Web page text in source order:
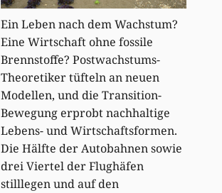
Ein Leben nach dem Wachstum?
Eine Wirtschaft ohne fossile
Brennstoffe? Postwachstums-
Theoretiker tüfteln an neuen
Modellen, und die Transition-
Bewegung erprobt nachhaltige
Lebens- und Wirtschaftsformen.
Die Hälfte der Autobahnen sowie
drei Viertel der Flughäfen
stilllegen und auf den